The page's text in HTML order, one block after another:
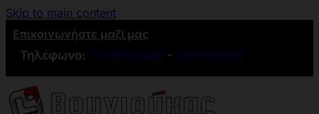
Skip to main content
Επικοινωνήστε μαζί μας
Τηλέφωνο: 2109836846 - 2109881501